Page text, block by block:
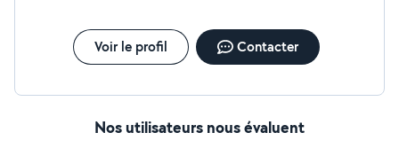
Voir le profil Contacter
Nos utilisateurs nous évaluent